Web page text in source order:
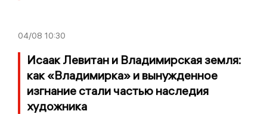
04/08 10:30
Исаак Левитан и Владимирская земля:
как «Владимирка» и вынужденное
изгнание стали частью наследия
художника